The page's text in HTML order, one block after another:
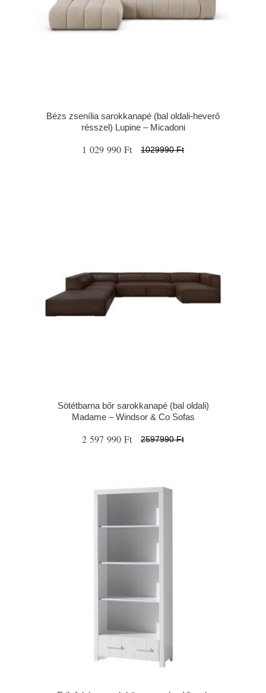
Bézs zsenília sarokkanapé (bal oldali-heverő
résszel) Lupine – Micadoni
1 029 990 Ft 1029990 Ft
Sötétbarna bőr sarokkanapé (bal oldali)
Madame – Windsor & Co Sofas
2 597 990 Ft 2597990 Ft